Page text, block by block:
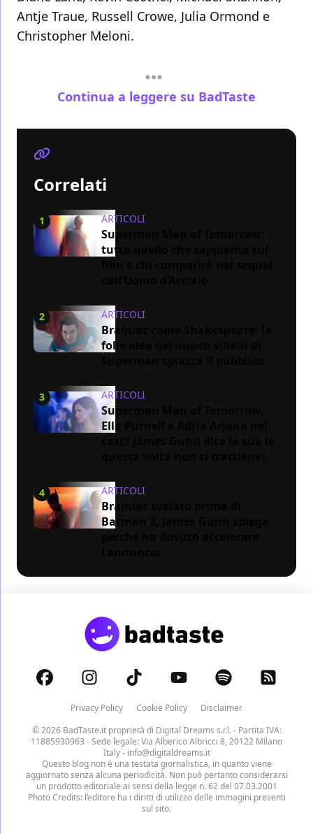
Antje Traue, Russell Crowe, Julia Ormond e
Christopher Meloni.
Continua a leggere su BadTaste
Correlati
1 ARTICOLI
Superman Man of Tomorrow:
tutto quello che sappiamo sul
2 ARTICOLI
Brainiac come Shakespeare: la
folle idea del nuovo villain di
3 ARTICOLI
Superman Man of Tomorrow,
Ella Purnell e Adria Arjona nel
4 ARTICOLI
Brainiac svelato prima di
Batman 2, James Gunn spiega
Privacy Policy Cookie Policy
Disclaimer
© 2026 BadTaste.it proprietà di Digital Dreams s.r.l.- Partita IVA:
11885930963 - Sede legale: Via Alberico Albricci 8, 20122 Milano
Italy - info@digitaldreams.it
Questo blog non è una testata giornalistica, in quanto viene
aggiornato senza alcuna periodicità. Non può pertanto considerarsi
un prodotto editoriale ai sensi della legge n. 62 del 07.03.2001
Photo Credits: l’editore ha i diritti di utilizzo delle immagini presenti
sul sito.